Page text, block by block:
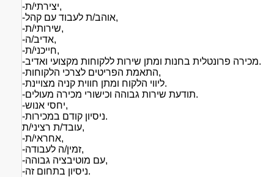
-יצירתי/ת,
-אוהב/ת לעבוד עם קהל,
-שירותי/ת,
-אדיב/ה,
-חייכני/ת,
-מכירה פרונטלית בחנות ומתן שירות ללקוחות מקצועי ואדיב.
-התאמת הפריטים לצרכי הלקוחות,
-ליווי הלקוח ומתן חווית קניה מצויינת.
-תודעת שירות גבוהה וכישורי מכירה מעולים.
-יחסי אנוש,
-ניסיון קודם במכירות.
עובד/ת רציני/ת,
-אחראי/ת,
-זמין/ה לעבודה,
-עם מוטיבציה גבוהה,
-ניסיון בתחום זה.